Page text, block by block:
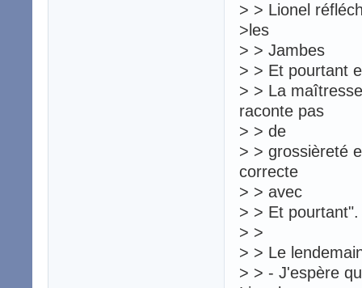
> > Lionel
>les
> > Jambes
> > Et pourtant
> > La
raconte pas
> > de
> > grossièreté
correcte
> > avec
> > Et pourtant".
> >
> > Le
> > - J'espère